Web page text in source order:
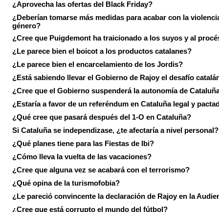
¿Aprovecha las ofertas del Black Friday?
¿Deberían tomarse más medidas para acabar con la
género?
¿Cree que Puigdemont ha traicionado a los suyos y al
¿Le parece bien el boicot a los productos catalanes?
¿Le parece bien el encarcelamiento de los Jordis?
¿Está sabiendo llevar el Gobierno de Rajoy el desafío
¿Cree que el Gobierno suspenderá la autonomía de
¿Estaría a favor de un referéndum en Cataluña legal y
¿Qué cree que pasará después del 1-O en Cataluña?
Si Cataluña se independizase, ¿te afectaría a nivel personal?
¿Qué planes tiene para las Fiestas de Ibi?
¿Cómo lleva la vuelta de las vacaciones?
¿Cree que alguna vez se acabará con el terrorismo?
¿Qué opina de la turismofobia?
¿Le pareció convincente la declaración de Rajoy en la
¿Cree que está corrupto el mundo del fútbol?